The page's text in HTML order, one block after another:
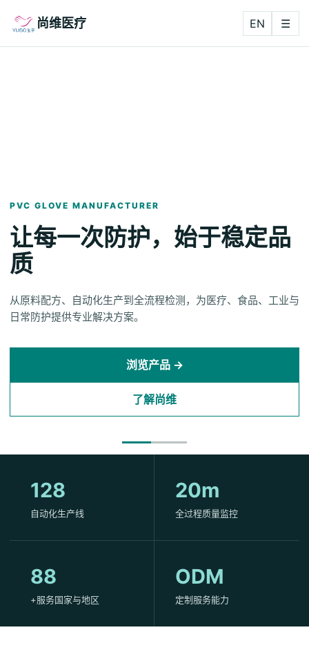
尚维医疗 EN ☰
PVC GLOVE MANUFACTURER
让每一次防护，始于稳定品
质
从原料配方、自动化生产到全流程检测，为医疗、食品、工业与
日常防护提供专业解决方案。
浏览产品 →
了解尚维
128
自动化生产线
24h
全过程质量监控
88
+服务国家与地区
OEM
定制服务能力